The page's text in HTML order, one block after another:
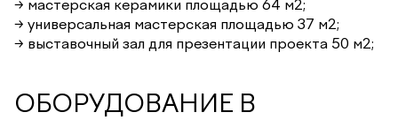
→ мастерская керамики площадью 64 м2;
→ универсальная мастерская площадью 37 м2;
→ выставочный зал для презентации проекта 50 м2;
ОБОРУДОВАНИЕ В